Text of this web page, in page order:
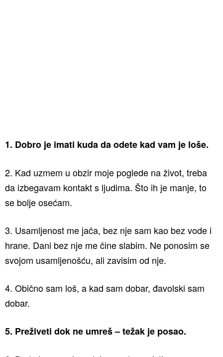
1. Dobro je imati kuda da odete kad vam je loše.
2. Kad uzmem u obzir moje poglede na život, treba
da izbegavam kontakt s ljudima. Što ih je manje, to
se bolje osećam.
3. Usamljenost me jača, bez nje sam kao bez vode i
hrane. Dani bez nje me čine slabim. Ne ponosim se
svojom usamljenošću, ali zavisim od nje.
4. Obično sam loš, a kad sam dobar, đavolski sam
dobar.
5. Preživeti dok ne umreš – težak je posao.